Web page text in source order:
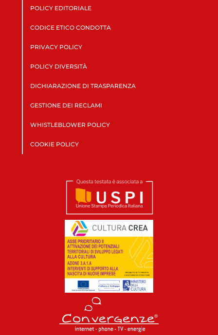
POLICY EDITORIALE
CODICE ETICO CONDOTTA
PRIVACY POLICY
POLICY DIVERSITÀ
DICHIARAZIONE DI TRASPARENZA
GESTIONE DEI RECLAMI
WHISTLEBLOWER POLICY
COOKIE POLICY